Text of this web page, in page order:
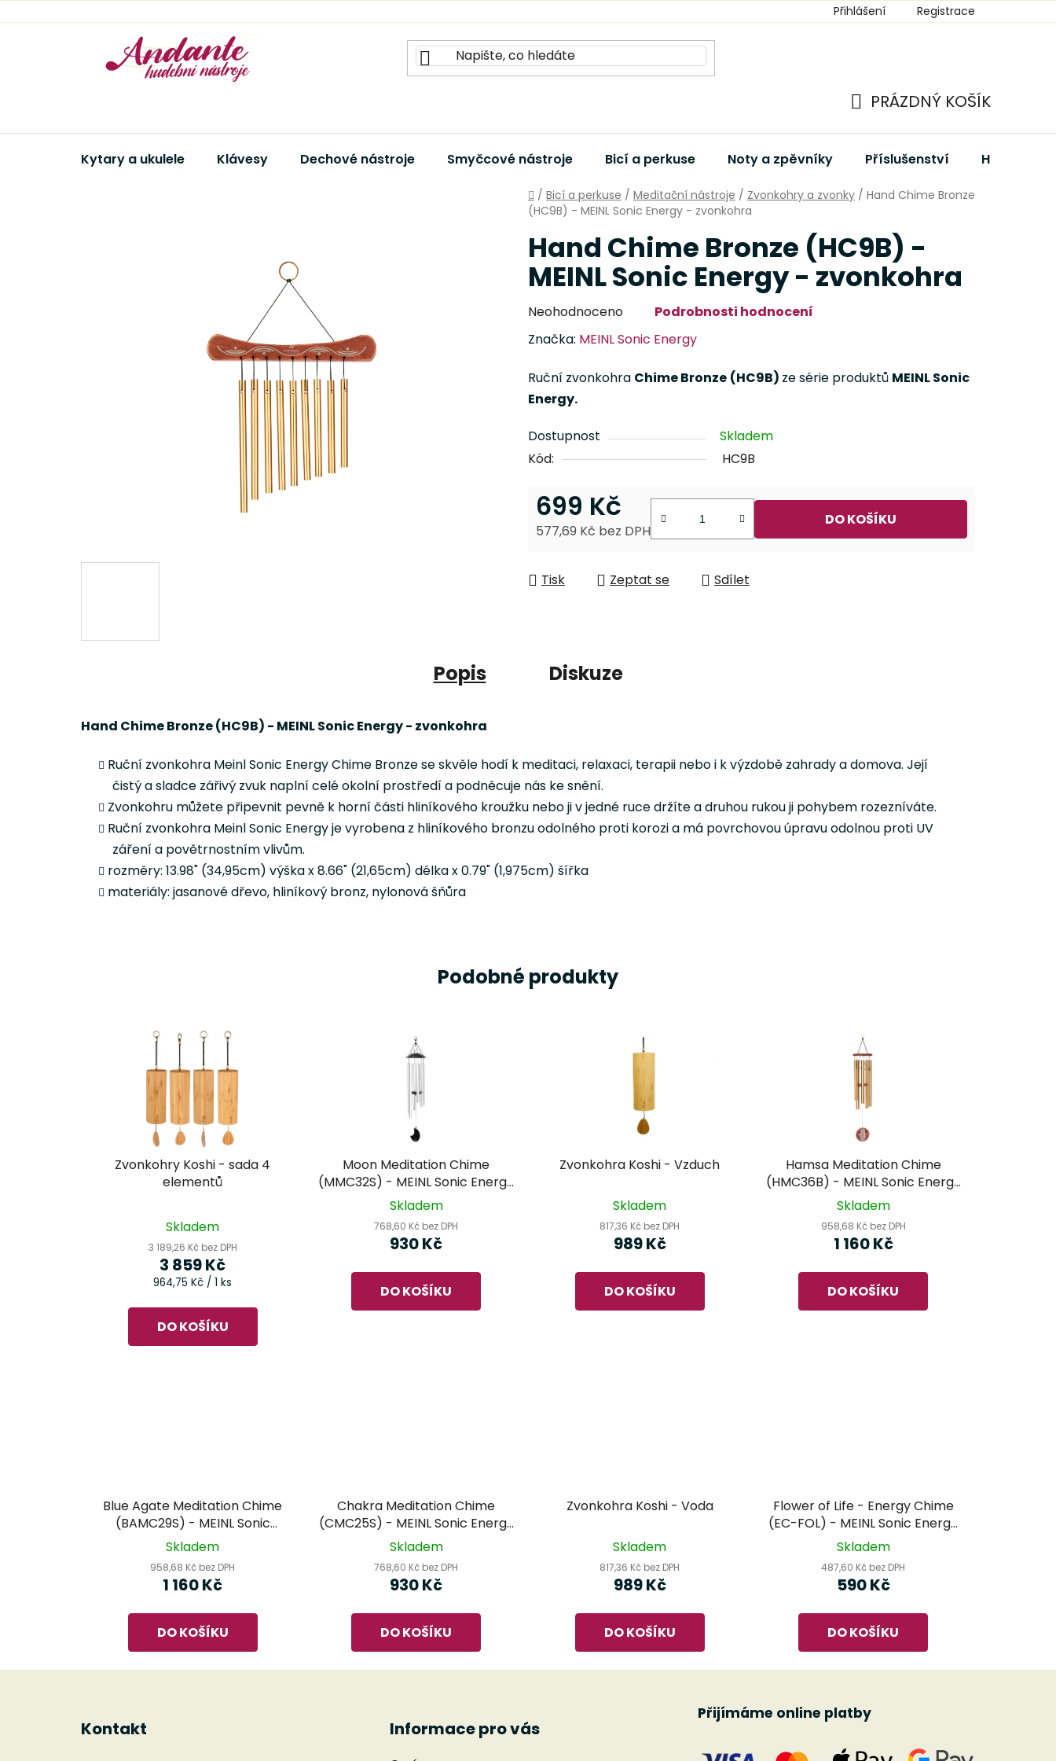
na
Přihlášení Registrace
KOŠÍK
PRÁZDNÝ KOŠÍK
Kytary a ukulele Klávesy Dechové nástroje Smyčcové nástroje Bicí a perkuse Noty a zpěvníky Příslušenství Hudební
Domů
/ Bicí a perkuse / Meditační nástroje / Zvonkohry a zvonky / Hand Chime Bronze
(HC9B) - MEINL Sonic Energy - zvonkohra
Hand Chime Bronze (HC9B) -
MEINL Sonic Energy - zvonkohra
Průměrné
produktu
je
0,0
5
hvězdiček.
Neohodnoceno
Podrobnosti hodnocení
Značka: MEINL Sonic Energy
Ruční zvonkohra Chime Bronze (HC9B) ze série produktů MEINL Sonic
Energy.
Dostupnost
Skladem
Kód:
HC9B
699 Kč
577,69 Kč bez DPH
DO KOŠÍKU
Tisk Zeptat se Sdílet
Popis Diskuze
Hand Chime Bronze (HC9B) - MEINL Sonic Energy - zvonkohra
Ruční zvonkohra Meinl Sonic Energy Chime Bronze se skvěle hodí k meditaci, relaxaci, terapii nebo i k výzdobě zahrady a domova. Její
čistý a sladce zářivý zvuk naplní celé okolní prostředí a podněcuje nás ke snění.
Zvonkohru můžete připevnit pevně k horní části hliníkového kroužku nebo ji v jedné ruce držíte a druhou rukou ji pohybem rozezníváte.
Ruční zvonkohra Meinl Sonic Energy je vyrobena z hliníkového bronzu odolného proti korozi a má povrchovou úpravu odolnou proti UV
záření a povětrnostním vlivům.
rozměry: 13.98" (34,95cm) výška x 8.66" (21,65cm) délka x 0.79" (1,975cm) šířka
materiály: jasanové dřevo, hliníkový bronz, nylonová šňůra
Podobné produkty
Zvonkohry Koshi - sada 4
elementů
hodnocení
produktu
je
z
Skladem
3 189,26 Kč bez DPH
3 859 Kč
Měrná
964,75 Kč / 1 ks
DO KOŠÍKU
Moon Meditation Chime
(MMC32S) - MEINL Sonic Energy
- zvonkohra
Skladem
768,60 Kč bez DPH
930 Kč
DO KOŠÍKU
Zvonkohra Koshi - Vzduch
Skladem
817,36 Kč bez DPH
989 Kč
DO KOŠÍKU
Hamsa Meditation Chime
(HMC36B) - MEINL Sonic Energy
- zvonkohra
Skladem
958,68 Kč bez DPH
1 160 Kč
DO KOŠÍKU
Blue Agate Meditation Chime
(BAMC29S) - MEINL Sonic
Energy - zvonkohra
Skladem
958,68 Kč bez DPH
1 160 Kč
DO KOŠÍKU
Chakra Meditation Chime
(CMC25S) - MEINL Sonic Energy
- zvonkohra
Skladem
768,60 Kč bez DPH
930 Kč
DO KOŠÍKU
Zvonkohra Koshi - Voda
Skladem
817,36 Kč bez DPH
989 Kč
DO KOŠÍKU
Flower of Life - Energy Chime
(EC-FOL) - MEINL Sonic Energy
- zvonkohra
Skladem
487,60 Kč bez DPH
590 Kč
DO KOŠÍKU
Kontakt Informace pro vás
Přijímáme online platby